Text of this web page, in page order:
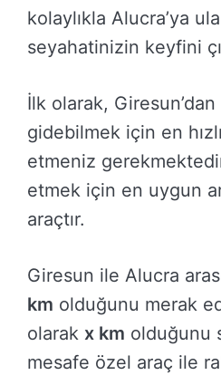
kolaylıkla Alucra’ya
seyahatinizin keyfini
İlk olarak, Giresun’dan
gidebilmek için en
etmeniz
etmek için en uygun
araçtır.
Giresun ile Alucra
km olduğunu merak
olarak x km olduğunu
mesafe özel araç ile